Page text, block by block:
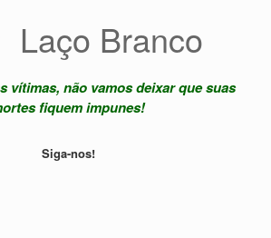
Laço Branco
vítimas, não vamos deixar que suas
fiquem impunes!
Siga-nos!